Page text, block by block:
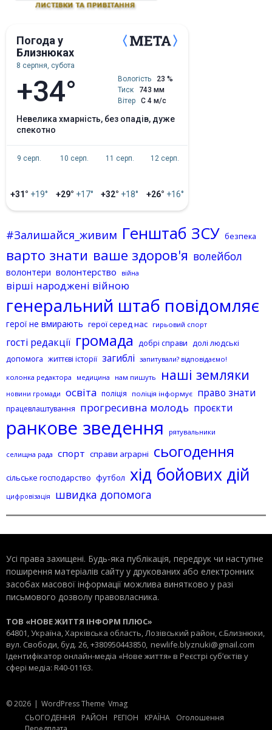
Погода у
Близнюках
8 серпня, субота
+34° Вологість
23 %
Тиск
743 мм
Вітер
С 4 м/с
невелика хмарність, без опадів, дуже
спекотно
9 серп.
+31° +19°
10 серп.
+29° +17°
11 серп.
+32° +18°
12 серп.
+26° +16°
#Залишайся_живим Генштаб ЗСУ безпека
варто знати ваше здоров'я волейбол
волонтери волонтерство війна
вірші народжені війною
генеральний штаб повідомляє
герої не вмирають герої серед нас гирьовий спорт
гості редакції громада добрі справи долі людські
допомога життєві історії загиблі запитували? відповідаємо!
колонка редактора
медицина нам пишуть наші земляки
новини громади освіта поліція поліція інформує право знати
працевлаштування прогресивна молодь проєкти
ранкове зведення рятувальники
селищна рада спорт справи аграрні сьогодення
сільське господарство футбол хід бойових дій
цифровізація швидка допомога
Усі права захищені. Будь-яка публiкацiя, передрук чи наступне
поширення матеріалів сайту у друкованих або електронних
засобах масової інформації можлива винятково у разі
письмового дозволу правовласника.
ТОВ «НОВЕ ЖИТТЯ ІНФОРМ ПЛЮС»
64801, Україна, Харківська область, Лозівський район, с.Близнюки,
вул. Свободи, буд. 26, +380950443850, newlife.blyznuki@gmail.com
Ідентифікатор онлайн-медіа «Нове життя» в Реєстрі суб’єктів у
сфері медіа: R40-01163.
© 2026 | WordPress Theme Vmag
СЬОГОДЕННЯ
РАЙОН РЕГІОН КРАЇНА
Оголошення